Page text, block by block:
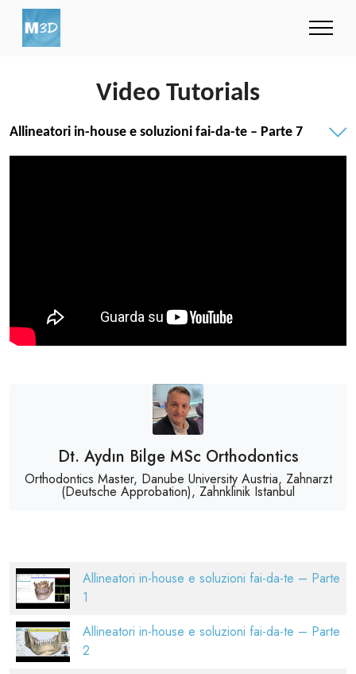
Video Tutorials
Allineatori in-house e soluzioni fai-da-te – Parte 7
Dt. Aydın Bilge MSc Orthodontics
Orthodontics Master, Danube University Austria, Zahnarzt
(Deutsche Approbation), Zahnklinik Istanbul
Allineatori in-house e soluzioni fai-da-te – Parte
1
Allineatori in-house e soluzioni fai-da-te – Parte
2